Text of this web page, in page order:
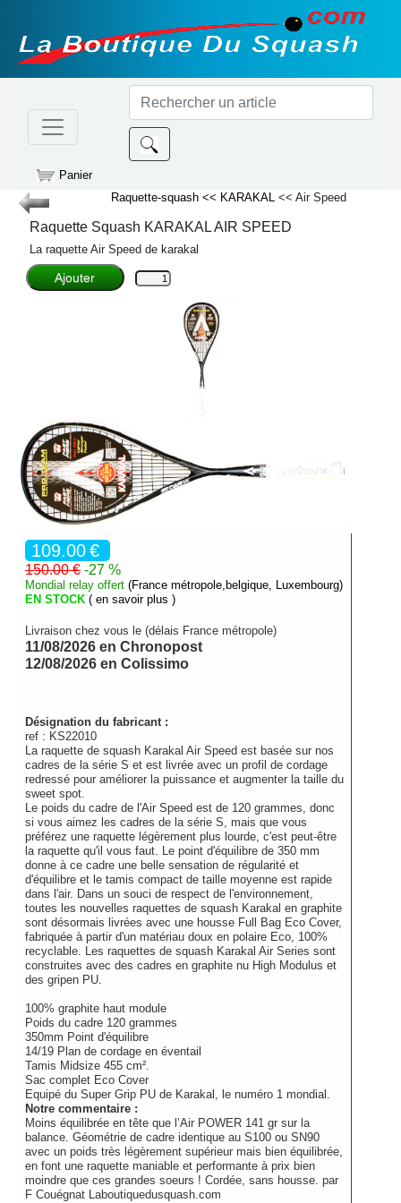
Panier
Raquette-squash << KARAKAL << Air Speed
Raquette Squash KARAKALAIR SPEED
La raquette Air Speed de karakal
109.00€
150.00 €-27 %
Mondial relay offert (France métropole,belgique, Luxembourg)
EN STOCK ( en savoir plus )
Livraison chez vous le (délais France métropole)
11/08/2026 en Chronopost
12/08/2026 en Colissimo
Désignation du fabricant :
ref : KS22010
La raquette de squash Karakal Air Speed est basée sur nos
cadres de la série S et est livrée avec un profil de cordage
redressé pour améliorer la puissance et augmenter la taille du
sweet spot.
Le poids du cadre de l'Air Speed est de 120 grammes, donc
si vous aimez les cadres de la série S, mais que vous
préférez une raquette légèrement plus lourde, c'est peut-être
la raquette qu'il vous faut. Le point d'équilibre de 350 mm
donne à ce cadre une belle sensation de régularité et
d'équilibre et le tamis compact de taille moyenne est rapide
dans l'air. Dans un souci de respect de l'environnement,
toutes les nouvelles raquettes de squash Karakal en graphite
sont désormais livrées avec une housse Full Bag Eco Cover,
fabriquée à partir d'un matériau doux en polaire Eco, 100%
recyclable. Les raquettes de squash Karakal Air Series sont
construites avec des cadres en graphite nu High Modulus et
des gripen PU.
100% graphite haut module
Poids du cadre 120 grammes
350mm Point d'équilibre
14/19 Plan de cordage en éventail
Tamis Midsize 455 cm².
Sac complet Eco Cover
Equipé du Super Grip PU de Karakal, le numéro 1 mondial.
Notre commentaire :
Moins équilibrée en tête que l’Air POWER 141 gr sur la
balance. Géométrie de cadre identique au S100 ou SN90
avec un poids très légèrement supérieur mais bien équilibrée,
en font une raquette maniable et performante à prix bien
moindre que ces grandes soeurs ! Cordée, sans housse. par
F Couégnat Laboutiquedusquash.com